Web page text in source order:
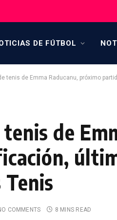
DE FÚTBOL
tenis de Emma Raducanu, próximo
de
COMMENTS 8 MINS READ